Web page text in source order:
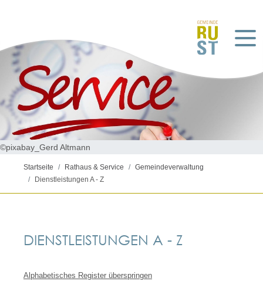
©pixabay_Gerd Altmann
Startseite Rathaus & Service
Gemeindeverwaltung
Dienstleistungen A - Z
DIENSTLEISTUNGEN A - Z
Alphabetisches Register überspringen